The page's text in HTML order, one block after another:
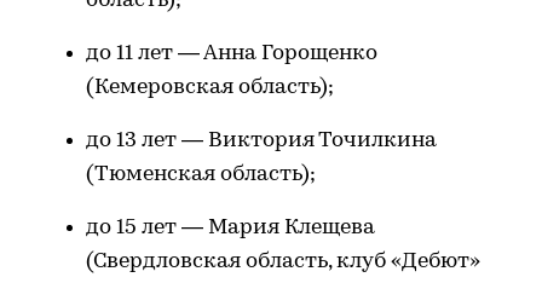
до 11 лет — Анна Горощенко
(Кемеровская область);
до 13 лет — Виктория Точилкина
(Тюменская область);
до 15 лет — Мария Клещева
(Свердловская область, клуб «Дебют»